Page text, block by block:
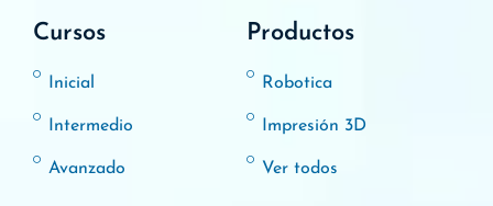
Cursos
Inicial
Intermedio
Avanzado
Productos
Robotica
Impresión 3D
Ver todos